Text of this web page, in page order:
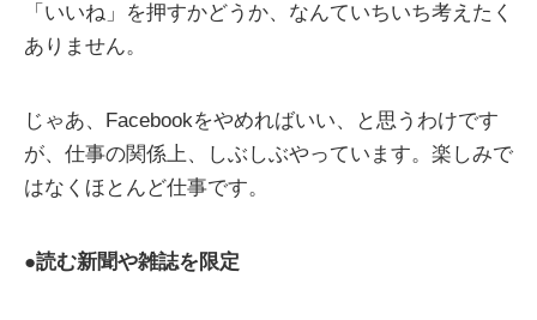
「いいね」を押すかどうか、なんていちいち考えたく
ありません。
じゃあ、Facebookをやめればいい、と思うわけです
が、仕事の関係上、しぶしぶやっています。楽しみで
はなくほとんど仕事です。
●読む新聞や雑誌を限定